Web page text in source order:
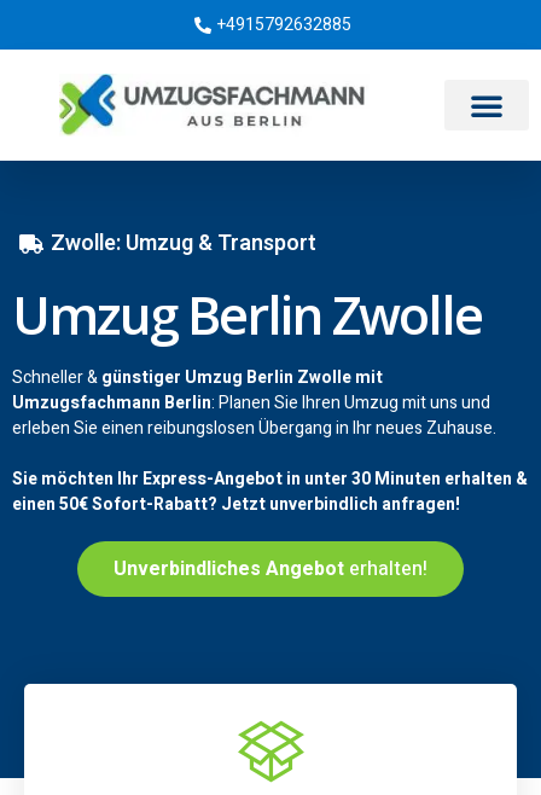
+4915792632885
Zwolle: Umzug & Transport
Umzug Berlin Zwolle
Schneller &günstiger Umzug Berlin Zwolle mit
Umzugsfachmann Berlin: Planen Sie Ihren Umzug mit uns und
erleben Sie einen reibungslosen Übergang in Ihr neues Zuhause.
Sie möchten Ihr Express-Angebot in unter 30 Minuten erhalten &
einen50€Sofort-Rabatt? Jetzt unverbindlich anfragen!
Unverbindliches Angebot erhalten!